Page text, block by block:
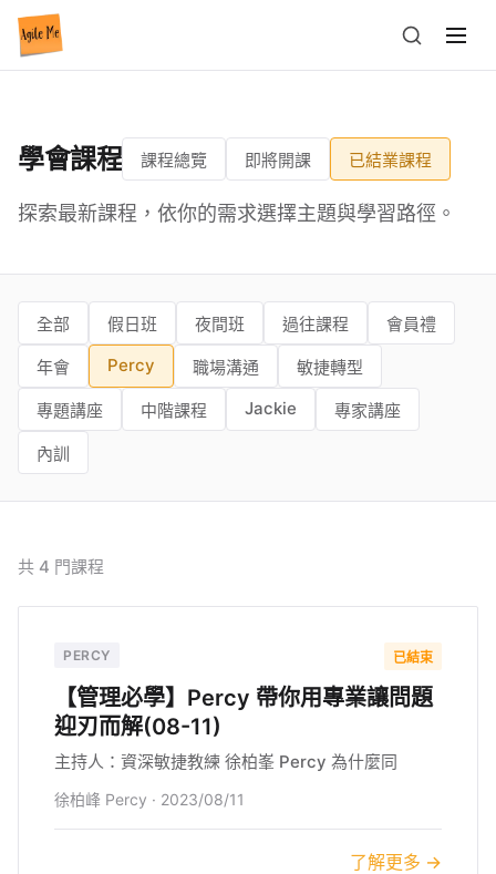
學會課程 課程總覽 即將開課 已結業課程
探索最新課程，依你的需求選擇主題與學習路徑。
全部 假日班 夜間班 過往課程 會員禮
年會 Percy 職場溝通 敏捷轉型
專題講座 中階課程 Jackie 專家講座
內訓
共 4 門課程
PERCY 已結束
【管理必學】Percy 帶你用專業讓問題
迎刃而解(08-11)
主持人：資深敏捷教練 徐柏峯 Percy 為什麼同
徐柏峰 Percy · 2023/08/11
了解更多 →